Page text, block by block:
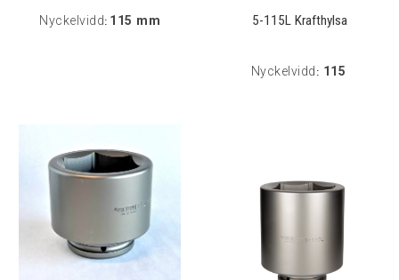
Nyckelvidd: 115 mm 5-115L Krafthylsa
Nyckelvidd : 115